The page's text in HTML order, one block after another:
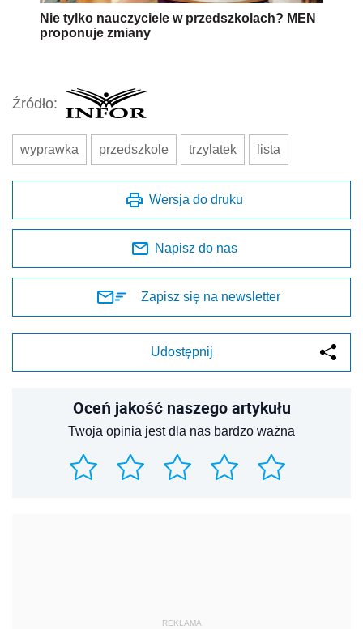
Nie tylko nauczyciele w przedszkolach? MEN
proponuje zmiany
Źródło:
wyprawka przedszkole trzylatek lista
Wersja do druku
Napisz do nas
Zapisz się na newsletter
Udostępnij
Oceń jakość naszego artykułu
Twoja opinia jest dla nas bardzo ważna
REKLAMA